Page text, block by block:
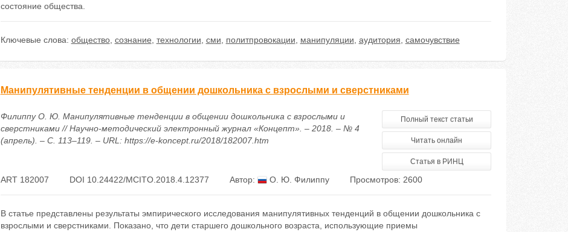
состояние общества.
Ключевые слова: общество, сознание технологии сми политпровокации манипуляции аудитория самочувствие
Манипулятивные тенденции в общении дошкольника с взрослыми и сверстниками
Филиппу О. Ю. Манипулятивные тенденции в общении дошкольника с взрослыми и
сверстниками // Научно-методический электронный журнал «Концепт». – 2018. – № 4
(апрель). – С. 113–119. – URL: https://e-koncept.ru/2018/182007.htm
Полный текст статьи
Читать онлайн
Статья в РИНЦ
ART 182007 DOI 10.24422/MCITO.2018.4.12377 Автор: О. Ю. Филиппу Просмотров: 2600
В статье представлены результаты эмпирического исследования манипулятивных тенденций в общении дошкольника с
взрослыми и сверстниками. Показано, что дети старшего дошкольного возраста, использующие приемы